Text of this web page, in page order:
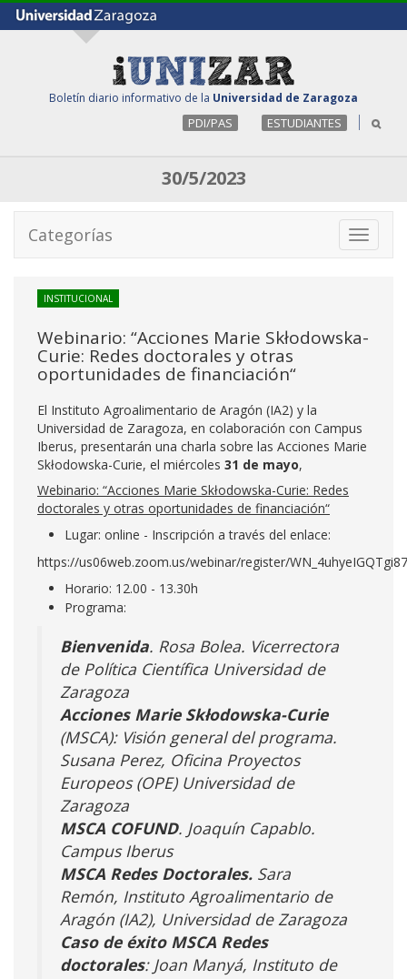
Boletín diario informativo de la Universidad de Zaragoza
PDI/PAS ESTUDIANTES
30/5/2023
Toggle
Categorías
INSTITUCIONAL
Webinario: “Acciones Marie Skłodowska-
Curie: Redes doctorales y otras
oportunidades de financiación“
El Instituto Agroalimentario de Aragón (IA2) y la
Universidad de Zaragoza, en colaboración con Campus
Iberus, presentarán una charla sobre las Acciones Marie
Skłodowska-Curie, el miércoles 31 de mayo,
Webinario: “Acciones Marie Skłodowska-Curie: Redes
doctorales y otras oportunidades de financiación“
Lugar: online - Inscripción a través del enlace:
https://us06web.zoom.us/webinar/register/
Horario: 12.00 - 13.30h
Programa:
Bienvenida. Rosa Bolea. Vicerrectora
de Política Científica Universidad de
Zaragoza
Acciones Marie Skłodowska-Curie
(MSCA): Visión general del programa.
Susana Perez, Oficina Proyectos
Europeos (OPE) Universidad de
Zaragoza
MSCA COFUND. Joaquín Capablo.
Campus Iberus
MSCA Redes Doctorales. Sara
Remón, Instituto Agroalimentario de
Aragón (IA2), Universidad de Zaragoza
Caso de éxito MSCA Redes
doctorales: Joan Manyá, Instituto de